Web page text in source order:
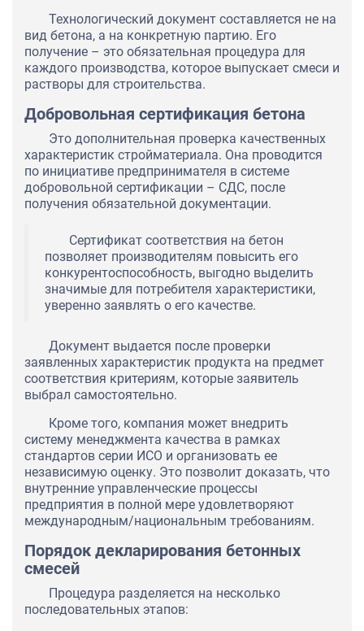
Технологический документ составляется не на
вид бетона, а на конкретную партию. Его
получение – это обязательная процедура для
каждого производства, которое выпускает смеси и
растворы для строительства.
Добровольная сертификация бетона
Это дополнительная проверка качественных
характеристик стройматериала. Она проводится
по инициативе предпринимателя в системе
добровольной сертификации – СДС, после
получения обязательной документации.
Сертификат соответствия на бетон
позволяет производителям повысить его
конкурентоспособность, выгодно выделить
значимые для потребителя характеристики,
уверенно заявлять о его качестве.
Документ выдается после проверки
заявленных характеристик продукта на предмет
соответствия критериям, которые заявитель
выбрал самостоятельно.
Кроме того, компания может внедрить
систему менеджмента качества в рамках
стандартов серии ИСО и организовать ее
независимую оценку. Это позволит доказать, что
внутренние управленческие процессы
предприятия в полной мере удовлетворяют
международным/национальным требованиям.
Порядок декларирования бетонных
смесей
Процедура разделяется на несколько
последовательных этапов: